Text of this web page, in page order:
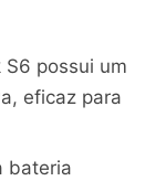
S6 possui um
eficaz para
bateria